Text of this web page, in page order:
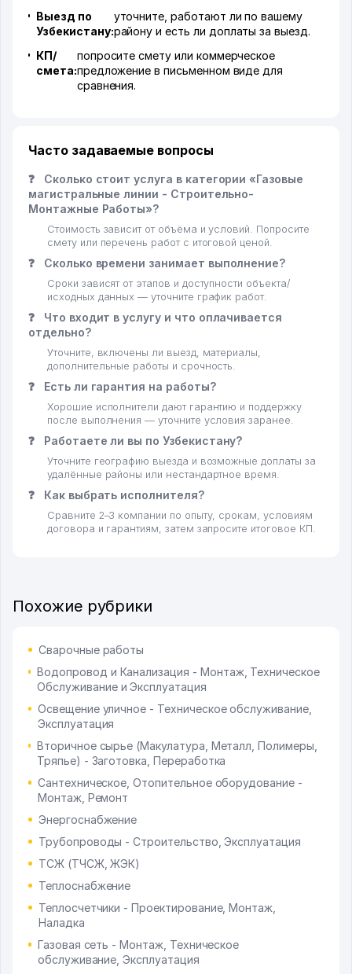
Выезд по
Узбекистану:
уточните, работают ли по вашему
району и есть ли доплаты за выезд.
КП/
смета:
попросите смету или коммерческое
предложение в письменном виде для
сравнения.
Часто задаваемые вопросы
❓
Сколько стоит услуга в категории «Газовые
магистральные линии - Строительно-
Монтажные Работы»?
Стоимость зависит от объёма и условий. Попросите
смету или перечень работ с итоговой ценой.
❓ Сколько времени занимает выполнение?
Сроки зависят от этапов и доступности объекта/
исходных данных — уточните график работ.
❓
Что входит в услугу и что оплачивается
отдельно?
Уточните, включены ли выезд, материалы,
дополнительные работы и срочность.
❓ Есть ли гарантия на работы?
Хорошие исполнители дают гарантию и поддержку
после выполнения — уточните условия заранее.
❓ Работаете ли вы по Узбекистану?
Уточните географию выезда и возможные доплаты за
удалённые районы или нестандартное время.
❓ Как выбрать исполнителя?
Сравните 2–3 компании по опыту, срокам, условиям
договора и гарантиям, затем запросите итоговое КП.
Похожие рубрики
Сварочные работы
Водопровод и Канализация - Монтаж, Техническое
Обслуживание и Эксплуатация
Освещение уличное - Техническое обслуживание,
Эксплуатация
Вторичное сырье (Макулатура, Металл, Полимеры,
Тряпье) - Заготовка, Переработка
Сантехническое, Отопительное оборудование -
Монтаж, Ремонт
Энергоснабжение
Трубопроводы - Строительство, Эксплуатация
ТСЖ (ТЧСЖ, ЖЭК)
Теплоснабжение
Теплосчетчики - Проектирование, Монтаж,
Наладка
Газовая сеть - Монтаж, Техническое
обслуживание, Эксплуатация